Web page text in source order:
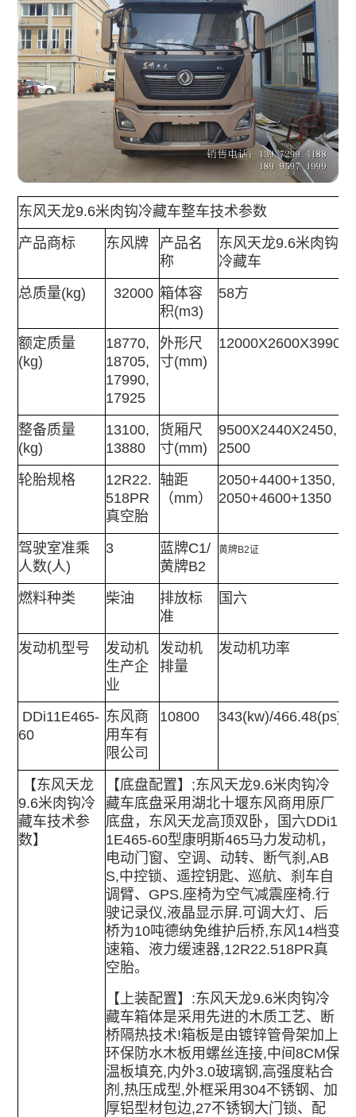
东风天龙9.6米肉钩冷藏车整车技术参数
产品商标
东风牌
产品名
称
东风天龙9.6米肉钩
冷藏车
总质量(kg)
32000 箱体容
积(m3)
58方
额定质量
(kg)
18770,
18705,
17990,
17925
外形尺
寸(mm)
12000X2600X3990
整备质量
(kg)
13100,
13880
货厢尺
寸(mm)
9500X2440X2450,
2500
轮胎规格
12R22.
518PR
真空胎
轴距
（mm）
2050+4400+1350,
2050+4600+1350
驾驶室准乘
人数(人)
3
蓝牌C1/
黄牌B2
黄牌B2证
燃料种类 柴油
排放标
准
国六
发动机型号
发动机
生产企
业
发动机
排量
发动机功率
DDi11E465-
60
东风商
用车有
限公司
10800 343(kw)/466.48(ps)
【东风天龙
9.6米肉钩冷
藏车技术参
数】
【底盘配置】;东风天龙9.6米肉钩冷
藏车底盘采用湖北十堰东风商用原厂
底盘，东风天龙高顶双卧，国六DDi1
1E465-60型康明斯465马力发动机，
电动门窗、空调、动转、断气刹,AB
S,中控锁、遥控钥匙、巡航、刹车自
调臂、GPS.座椅为空气减震座椅.行
驶记录仪,液晶显示屏.可调大灯、后
桥为10吨德纳免维护后桥,东风14档变
速箱、液力缓速器,12R22.518PR真
空胎。
【上装配置】:东风天龙9.6米肉钩冷
藏车箱体是采用先进的木质工艺、断
桥隔热技术!箱板是由镀锌管骨架加上
环保防水木板用螺丝连接,中间8CM保
温板填充,内外3.0玻璃钢,高强度粘合
剂,热压成型,外框采用304不锈钢、加
厚铝型材包边,27不锈钢大门锁、配